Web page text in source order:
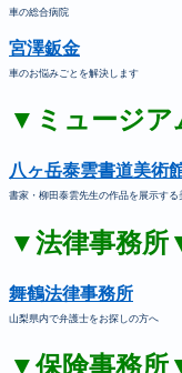
車の総合病院
宮澤鈑金
車のお悩みごとを解決します
▼ミュージ
八ヶ岳泰雲書道美術
書家・柳田泰雲先生の作品を展示する
▼法律事務所
舞鶴法律事務所
山梨県内で弁護士をお探しの方へ
▼保険事務所